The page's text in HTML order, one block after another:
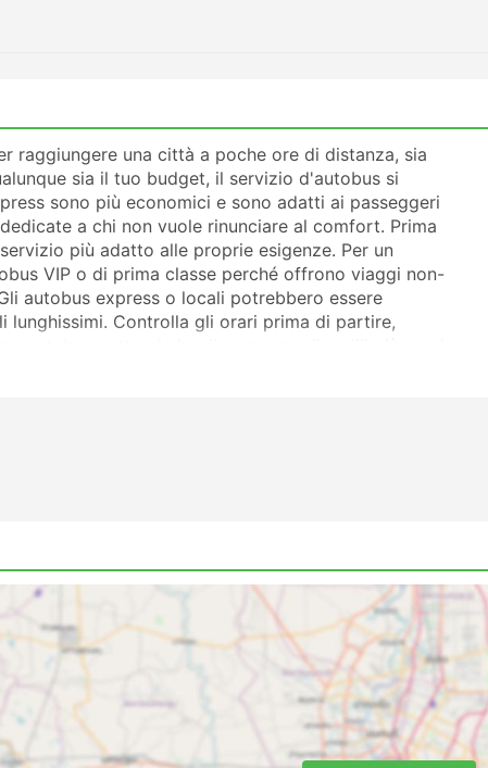
raggiungere una città a poche ore di distanza, sia
sia il tuo budget, il servizio d'autobus si
sono più economici e sono adatti ai passeggeri
a chi non vuole rinunciare al comfort. Prima
più adatto alle proprie esigenze. Per un
VIP o di prima classe perché offrono viaggi non-
autobus express o locali potrebbero essere
lunghissimi. Controlla gli orari prima di partire,
Columbuzz. Le recensioni degli altri clienti ti